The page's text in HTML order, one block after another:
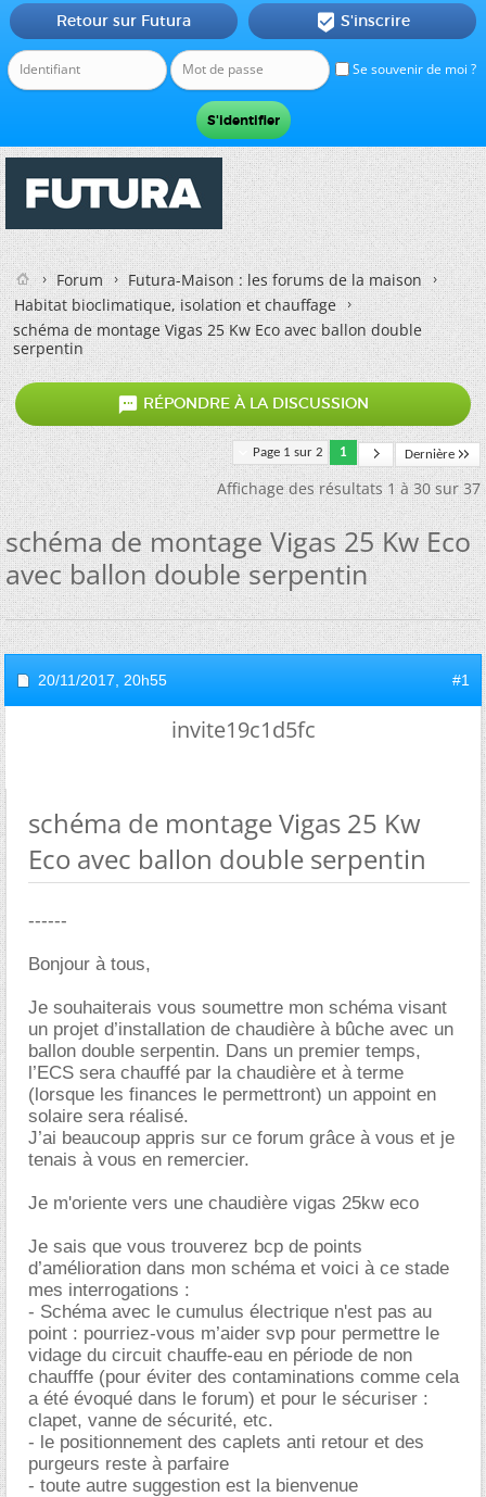
Se souvenir de moi ?
Retour sur Futura  S'inscrire
Forum
Futura-Maison : les forums de la maison
Habitat bioclimatique, isolation et chauffage
schéma de montage Vigas 25 Kw Eco avec ballon double
serpentin
 RÉPONDRE À LA DISCUSSION
Page 1 sur 2 1 Dernière
Affichage des résultats 1 à 30 sur 37
schéma de montage Vigas 25 Kw Eco
avec ballon double serpentin
20/11/2017, 20h55 #1
invite19c1d5fc
schéma de montage Vigas 25 Kw
Eco avec ballon double serpentin
------
Bonjour à tous,
Je souhaiterais vous soumettre mon schéma visant
un projet d’installation de chaudière à bûche avec un
ballon double serpentin. Dans un premier temps,
l’ECS sera chauffé par la chaudière et à terme
(lorsque les finances le permettront) un appoint en
solaire sera réalisé.
J’ai beaucoup appris sur ce forum grâce à vous et je
tenais à vous en remercier.
Je m'oriente vers une chaudière vigas 25kw eco
Je sais que vous trouverez bcp de points
d’amélioration dans mon schéma et voici à ce stade
mes interrogations :
- Schéma avec le cumulus électrique n'est pas au
point : pourriez-vous m’aider svp pour permettre le
vidage du circuit chauffe-eau en période de non
chaufffe (pour éviter des contaminations comme cela
a été évoqué dans le forum) et pour le sécuriser :
clapet, vanne de sécurité, etc.
- le positionnement des caplets anti retour et des
purgeurs reste à parfaire
- toute autre suggestion est la bienvenue